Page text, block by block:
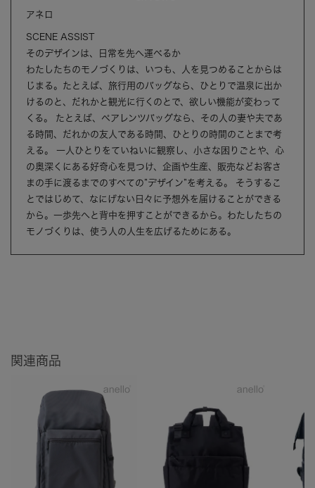
アネロ
SCENE ASSIST
そのデザインは、日常を先へ運べるか
わたしたちのモノづくりは、いつも、人を見つめることからは
じまる。たとえば、旅行用のバッグなら、ひとりで温泉に出か
けるのと、だれかと観光に行くのとで、欲しい機能が変わって
くる。 たとえば、ペアレンツバッグなら、その人の妻や夫であ
る時間、だれかの友人である時間、ひとりの時間のことまで考
える。 一人ひとりをていねいに観察し、小さな困りごとや、心
の奥深くにある好奇心を見つけ、企画や生産、販売などお客さ
まの手に渡るまでのすべての”デザイン”を考える。 そうするこ
とではじめて、なにげない日々に予想外を届けることができる
から。一歩先へと背中を押すことができるから。わたしたちの
モノづくりは、使う人の人生を広げるためにある。
関連商品